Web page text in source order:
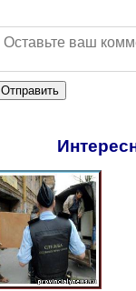
Отправить